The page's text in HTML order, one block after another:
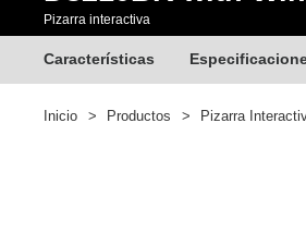
Pizarra interactiva
Características
Inicio > Productos > Pizarra